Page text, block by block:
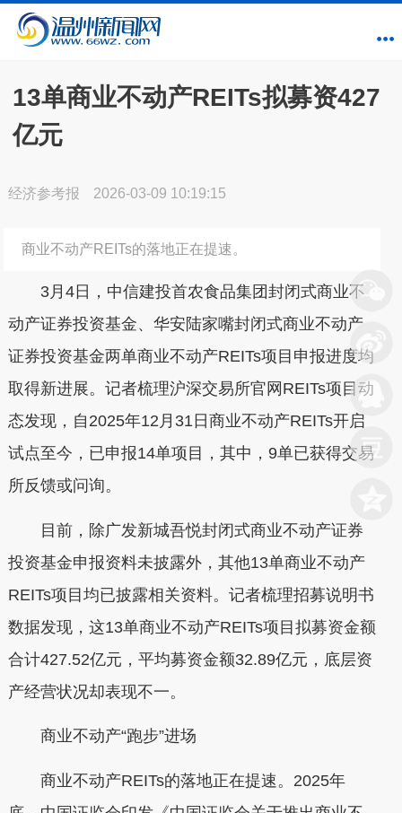
13单商业不动产REITs拟募资427
亿元
经济参考报 2026-03-09 10:19:15
商业不动产REITs的落地正在提速。
3月4日，中信建投首农食品集团封闭式商业不
动产证券投资基金、华安陆家嘴封闭式商业不动产
证券投资基金两单商业不动产REITs项目申报进度均
取得新进展。记者梳理沪深交易所官网REITs项目动
态发现，自2025年12月31日商业不动产REITs开启
试点至今，已申报14单项目，其中，9单已获得交易
所反馈或问询。
目前，除广发新城吾悦封闭式商业不动产证券
投资基金申报资料未披露外，其他13单商业不动产
REITs项目均已披露相关资料。记者梳理招募说明书
数据发现，这13单商业不动产REITs项目拟募资金额
合计427.52亿元，平均募资金额32.89亿元，底层资
产经营状况却表现不一。
商业不动产“跑步”进场
商业不动产REITs的落地正在提速。2025年